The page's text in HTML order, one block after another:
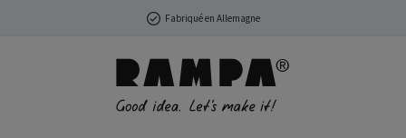
Passer au contenu principalFabriqué en Allemagne